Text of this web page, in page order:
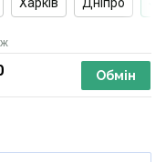
Обмін